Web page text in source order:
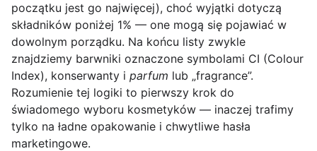
początku jest go najwięcej), choć wyjątki dotyczą
składników poniżej 1% — one mogą się pojawiać w
dowolnym porządku. Na końcu listy zwykle
znajdziemy barwniki oznaczone symbolami CI (Colour
Index), konserwanty i parfum lub „fragrance”.
Rozumienie tej logiki to pierwszy krok do
świadomego wyboru kosmetyków — inaczej trafimy
tylko na ładne opakowanie i chwytliwe hasła
marketingowe.